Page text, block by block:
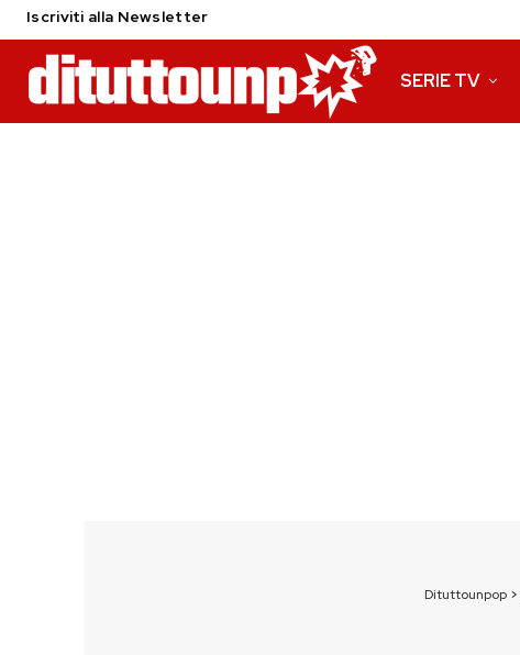
Iscriviti alla Newsletter
SERIE TV
Dituttounpop>